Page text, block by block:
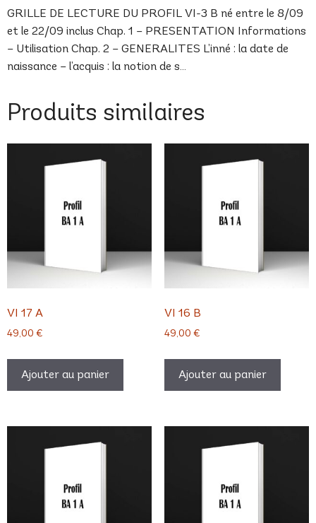
GRILLE DE LECTURE DU PROFIL VI-3 B né entre le 8/09
et le 22/09 inclus Chap. 1 – PRESENTATION Informations
– Utilisation Chap. 2 – GENERALITES L’inné : la date de
naissance – l’acquis : la notion de s…
Produits similaires
VI 17 A
49,00 €
Ajouter au panier
VI 16 B
49,00 €
Ajouter au panier